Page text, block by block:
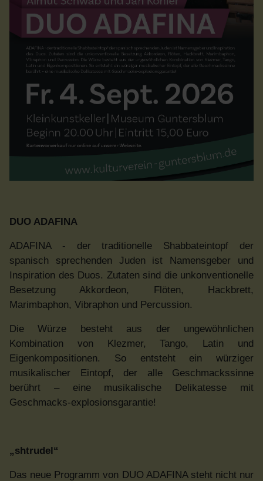
DUO ADAFINA
ADAFINA - der traditionelle Shabbateintopf der
spanisch sprechenden Juden ist Namensgeber und
Inspiration des Duos. Zutaten sind die unkonventionelle
Besetzung Akkordeon, Flöten, Hackbrett,
Marimbaphon, Vibraphon und Percussion.
Die Würze besteht aus der ungewöhnlichen
Kombination von Klezmer, Tango, Latin und
Eigenkompositionen. So entsteht ein würziger
musikalischer Eintopf, der alle Geschmackssinne
berührt – eine musikalische Delikatesse mit
Geschmacks-explosionsgarantie!
„shtrudel“
Das neue Programm von DUO ADAFINA steht nicht nur